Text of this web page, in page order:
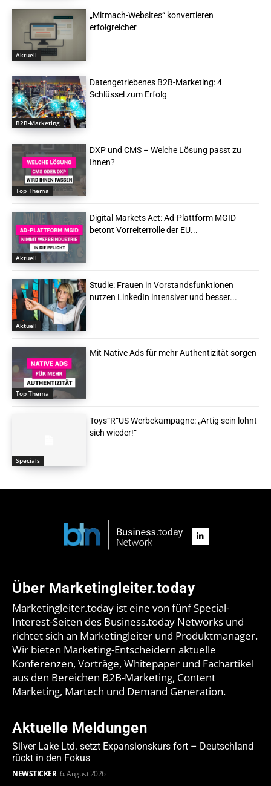
Aktuell
„Mitmach-Websites“ konvertieren
erfolgreicher
B2B-Marketing
Datengetriebenes B2B-Marketing: 4
Schlüssel zum Erfolg
Top Thema
DXP und CMS – Welche Lösung passt zu
Ihnen?
Aktuell
Digital Markets Act: Ad-Plattform MGID
betont Vorreiterrolle der EU...
Aktuell
Studie: Frauen in Vorstandsfunktionen
nutzen LinkedIn intensiver und besser...
Top Thema
Mit Native Ads für mehr Authentizität sorgen
Specials
Toys“R“US Werbekampagne: „Artig sein lohnt
sich wieder!“
Über Marketingleiter.today
Marketingleiter.today ist eine von fünf Special-
Interest-Seiten des Business.today Networks und
richtet sich an Marketingleiter und Produktmanager.
Wir bieten Marketing-Entscheidern aktuelle
Konferenzen, Vorträge, Whitepaper und Fachartikel
aus den Bereichen B2B-Marketing, Content
Marketing, Martech und Demand Generation.
Aktuelle Meldungen
Silver Lake Ltd. setzt Expansionskurs fort – Deutschland
rückt in den Fokus
NEWSTICKER 6. August 2026